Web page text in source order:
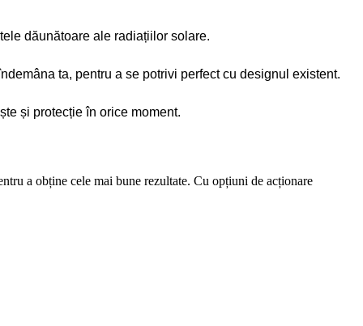
dăunătoare ale radiațiilor solare.
ta, pentru a se potrivi perfect cu designul existent.
și protecție în orice moment.
a obține cele mai bune rezultate. Cu opțiuni de acționare